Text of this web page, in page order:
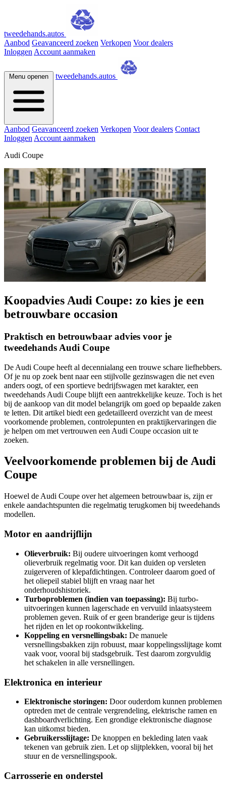
tweedehands.autos
Aanbod Geavanceerd zoeken Verkopen Voor dealers
Inloggen Account aanmaken
Menu openen tweedehands.autos
Aanbod Geavanceerd zoeken Verkopen Voor dealers Contact
Inloggen Account aanmaken
Audi Coupe
Koopadvies Audi Coupe: zo kies je een
betrouwbare occasion
Praktisch en betrouwbaar advies voor je
tweedehands Audi Coupe
De Audi Coupe heeft al decennialang een trouwe schare liefhebbers.
Of je nu op zoek bent naar een stijlvolle gezinswagen die net even
anders oogt, of een sportieve bedrijfswagen met karakter, een
tweedehands Audi Coupe blijft een aantrekkelijke keuze. Toch is het
bij de aankoop van dit model belangrijk om goed op bepaalde zaken
te letten. Dit artikel biedt een gedetailleerd overzicht van de meest
voorkomende problemen, controlepunten en praktijkervaringen die
je helpen om met vertrouwen een Audi Coupe occasion uit te
zoeken.
Veelvoorkomende problemen bij de Audi
Coupe
Hoewel de Audi Coupe over het algemeen betrouwbaar is, zijn er
enkele aandachtspunten die regelmatig terugkomen bij tweedehands
modellen.
Motor en aandrijflijn
Olieverbruik: Bij oudere uitvoeringen komt verhoogd
olieverbruik regelmatig voor. Dit kan duiden op versleten
zuigerveren of klepafdichtingen. Controleer daarom goed of
het oliepeil stabiel blijft en vraag naar het
onderhoudshistoriek.
Turboproblemen (indien van toepassing): Bij turbo-
uitvoeringen kunnen lagerschade en vervuild inlaatsysteem
problemen geven. Ruik of er geen branderige geur is tijdens
het rijden en let op rookontwikkeling.
Koppeling en versnellingsbak: De manuele
versnellingsbakken zijn robuust, maar koppelingsslijtage komt
vaak voor, vooral bij stadsgebruik. Test daarom zorgvuldig
het schakelen in alle versnellingen.
Elektronica en interieur
Elektronische storingen: Door ouderdom kunnen problemen
optreden met de centrale vergrendeling, elektrische ramen en
dashboardverlichting. Een grondige elektronische diagnose
kan uitkomst bieden.
Gebruikersslijtage: De knoppen en bekleding laten vaak
tekenen van gebruik zien. Let op slijtplekken, vooral bij het
stuur en de versnellingspook.
Carrosserie en onderstel